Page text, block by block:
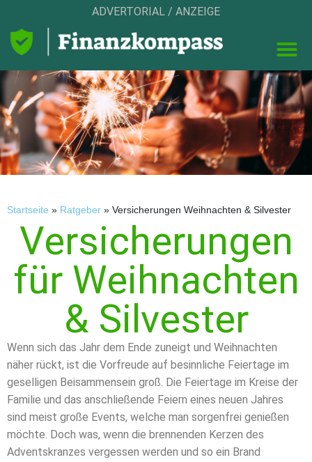
ADVERTORIAL / ANZEIGE
Startseite » Ratgeber » Versicherungen Weihnachten & Silvester
Versicherungen
für Weihnachten
& Silvester
Wenn sich das Jahr dem Ende zuneigt und Weihnachten
näher rückt, ist die Vorfreude auf besinnliche Feiertage im
geselligen Beisammensein groß. Die Feiertage im Kreise der
Familie und das anschließende Feiern eines neuen Jahres
sind meist große Events, welche man sorgenfrei genießen
möchte. Doch was, wenn die brennenden Kerzen des
Adventskranzes vergessen werden und so ein Brand